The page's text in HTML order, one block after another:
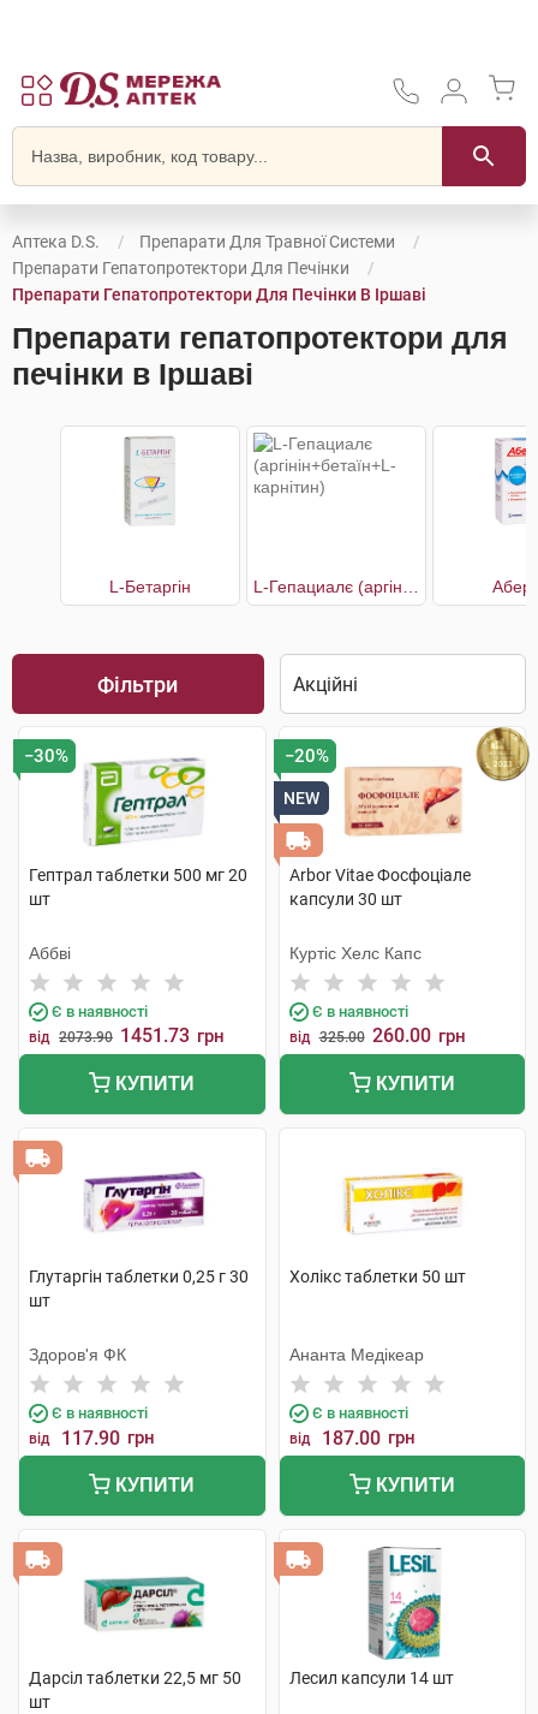
Аптека D.S.
Препарати Для Травної Системи
Препарати Гепатопротектори Для Печінки
Препарати Гепатопротектори Для Печінки В Іршаві
Препарати гепатопротектори для
печінки в Іршаві
L-Бетаргін
Фільтри
−30%
Гептрал таблетки 500 мг 20
шт
Аббві
Є в наявності
від 2073.90 1451.73 грн
КУПИТИ
−20%
NEW
Arbor Vitae Фосфоціале
капсули 30 шт
Куртіс Хелс Капс
Є в наявності
від 325.00 260.00 грн
КУПИТИ
Глутаргін таблетки 0,25 г 30
шт
Здоров'я ФК
Є в наявності
від 117.90 грн
КУПИТИ
Холікс таблетки 50 шт
Ананта Медікеар
Є в наявності
від 187.00 грн
КУПИТИ
Дарсіл таблетки 22,5 мг 50
шт
Лесил капсули 14 шт